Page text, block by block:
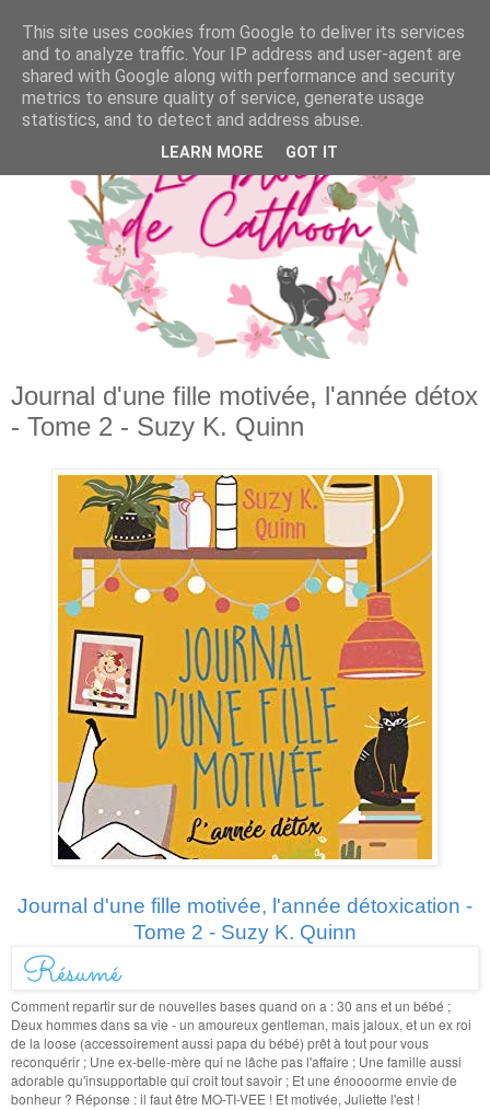
Journal d'une fille motivée, l'année détox
- Tome 2 - Suzy K. Quinn
Journal d'une fille motivée, l'année détoxication -
Tome 2 - Suzy K. Quinn
Comment repartir sur de nouvelles bases quand on a : 30 ans et un bébé ;
Deux hommes dans sa vie - un amoureux gentleman, mais jaloux, et un ex roi
de la loose (accessoirement aussi papa du bébé) prêt à tout pour vous
reconquérir ; Une ex-belle-mère qui ne lâche pas l'affaire ; Une famille aussi
adorable qu'insupportable qui croit tout savoir ; Et une énoooorme envie de
bonheur ? Réponse : il faut être MO-TI-VEE ! Et motivée, Juliette l'est !
This site uses cookies from Google to deliver its services
and to analyze traffic. Your IP address and user-agent are
shared with Google along with performance and security
metrics to ensure quality of service, generate usage
statistics, and to detect and address abuse.
LEARN MORE GOT IT